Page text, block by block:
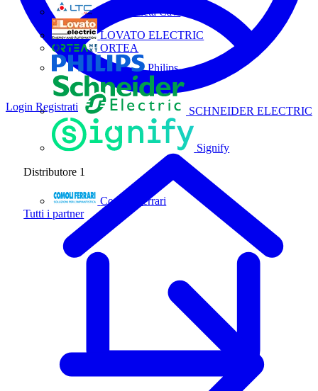
La Triveneta Cavi
LOVATO ELECTRIC
ORTEA
Philips
SCHNEIDER ELECTRIC
Signify
Distributore 1
Comoli Ferrari
Tutti i partner
Login Registrati